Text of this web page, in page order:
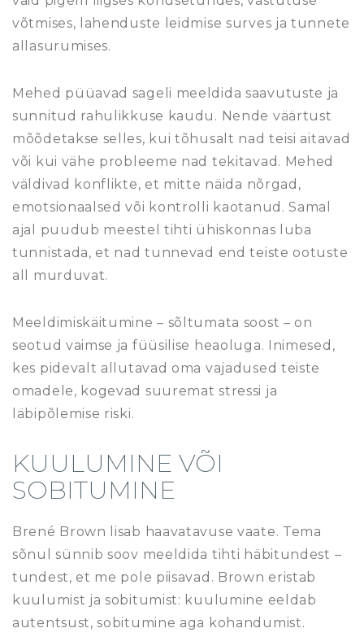
võtmises, lahenduste leidmise surves ja tunnete
allasurumises.
Mehed püüavad sageli meeldida saavutuste ja
sunnitud rahulikkuse kaudu. Nende väärtust
mõõdetakse selles, kui tõhusalt nad teisi aitavad
või kui vähe probleeme nad tekitavad. Mehed
väldivad konflikte, et mitte näida nõrgad,
emotsionaalsed või kontrolli kaotanud. Samal
ajal puudub meestel tihti ühiskonnas luba
tunnistada, et nad tunnevad end teiste ootuste
all murduvat.
Meeldimiskäitumine – sõltumata soost – on
seotud vaimse ja füüsilise heaoluga. Inimesed,
kes pidevalt allutavad oma vajadused teiste
omadele, kogevad suuremat stressi ja
läbipõlemise riski.
KUULUMINE VÕI
SOBITUMINE
Brené Brown lisab haavatavuse vaate. Tema
sõnul sünnib soov meeldida tihti häbitundest –
tundest, et me pole piisavad. Brown eristab
kuulumist ja sobitumist: kuulumine eeldab
autentsust, sobitumine aga kohandumist.